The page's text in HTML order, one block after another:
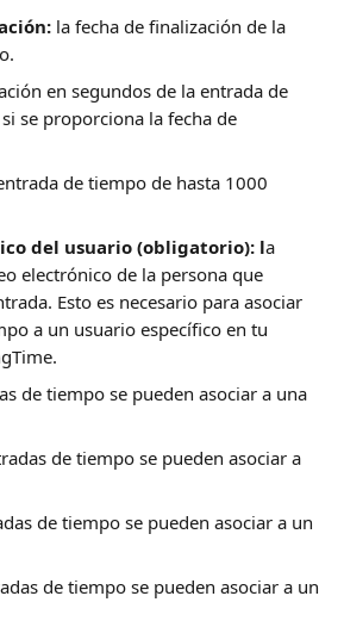
la fecha de finalización de la
en segundos de la entrada de
se proporciona la fecha de
de tiempo de hasta 1000
del usuario (obligatorio): la
electrónico de la persona que
Esto es necesario para asociar
a un usuario específico en tu
de tiempo se pueden asociar a una
de tiempo se pueden asociar a
de tiempo se pueden asociar a un
de tiempo se pueden asociar a un